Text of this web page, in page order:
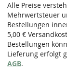
Alle Preise
Mehrwertsteuer
Bestellungen
5,00 €
Bestellungen
Lieferung erfolgt
AGB.